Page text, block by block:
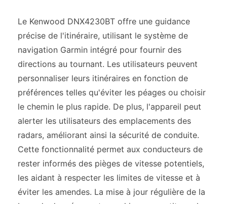
Le Kenwood DNX4230BT offre une guidance
précise de l'itinéraire, utilisant le système de
navigation Garmin intégré pour fournir des
directions au tournant. Les utilisateurs peuvent
personnaliser leurs itinéraires en fonction de
préférences telles qu'éviter les péages ou choisir
le chemin le plus rapide. De plus, l'appareil peut
alerter les utilisateurs des emplacements des
radars, améliorant ainsi la sécurité de conduite.
Cette fonctionnalité permet aux conducteurs de
rester informés des pièges de vitesse potentiels,
les aidant à respecter les limites de vitesse et à
éviter les amendes. La mise à jour régulière de la